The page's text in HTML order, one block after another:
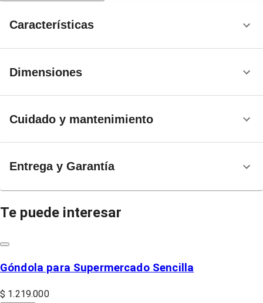
Características
Dimensiones
Cuidado y mantenimiento
Entrega y Garantía
Te puede interesar
Góndola para Supermercado Sencilla
$ 1.219.000